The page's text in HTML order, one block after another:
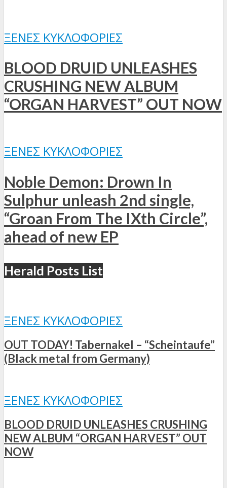
ΞΈΝΕΣ ΚΥΚΛΟΦΟΡΊΕΣ
BLOOD DRUID UNLEASHES
CRUSHING NEW ALBUM
“ORGAN HARVEST” OUT NOW
ΞΈΝΕΣ ΚΥΚΛΟΦΟΡΊΕΣ
Noble Demon: Drown In
Sulphur unleash 2nd single,
“Groan From The IXth Circle”,
ahead of new EP
Herald Posts List
ΞΈΝΕΣ ΚΥΚΛΟΦΟΡΊΕΣ
OUT TODAY! Tabernakel – “Scheintaufe”
(Black metal from Germany)
ΞΈΝΕΣ ΚΥΚΛΟΦΟΡΊΕΣ
BLOOD DRUID UNLEASHES CRUSHING
NEW ALBUM “ORGAN HARVEST” OUT
NOW